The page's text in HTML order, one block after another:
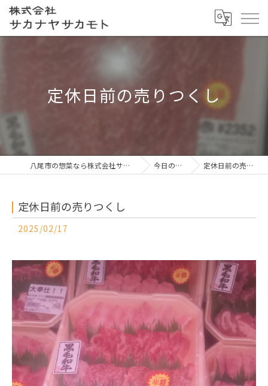
定休日前の売りつくし
八尾市の惣菜なら株式会社サカナヤサカモト 今日の一押し 定休日前の売りつくし
定休日前の売りつくし
2025/02/17